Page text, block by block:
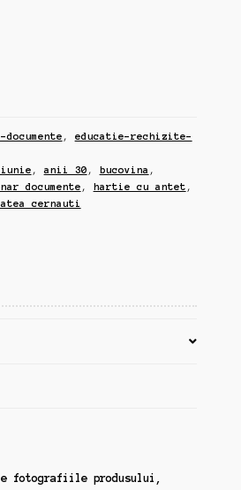
documente , educatie-rechizite-
,anii 30 , bucovina ,
documente , hartie cu antet ,
cernauti
fotografiile produsului,